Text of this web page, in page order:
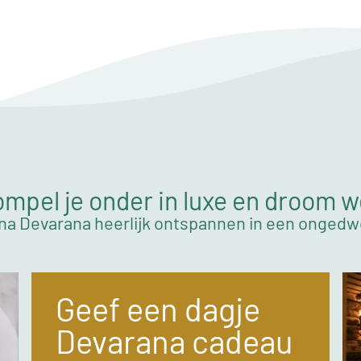
je onder in luxe en droom
Devarana heerlijk ontspannen in een
Geef een dagje
Devarana cadeau